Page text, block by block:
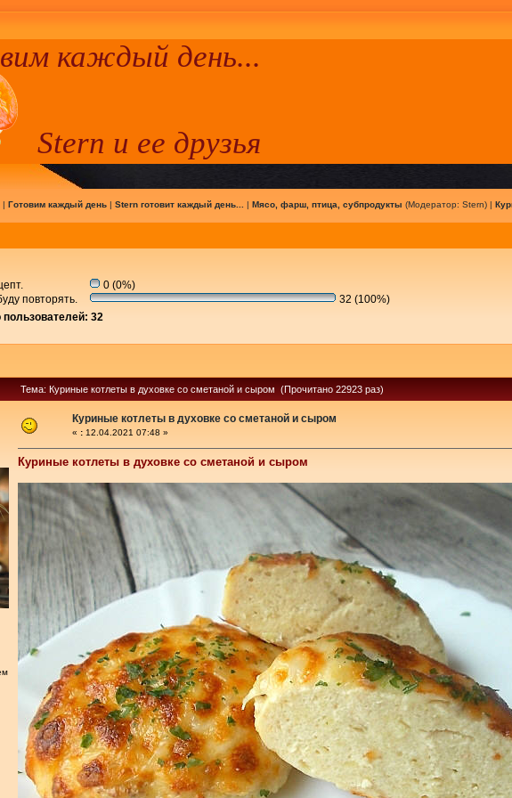
каждый день...
Stern и ее друзья
| Готовим каждый день| Stern готовит каждый день... | Мясо, фарш, птица, субпродукты (Модератор: Stern) |
0 (0%)
повторять.
32 (100%)
32
Тема: Куриные котлеты в духовке со сметаной и сыром (Прочитано 22923 раз)
Куриные котлеты в духовке со сметаной и сыром
« : 12.04.2021 07:48 »
Куриные котлеты в духовке со сметаной и сыром